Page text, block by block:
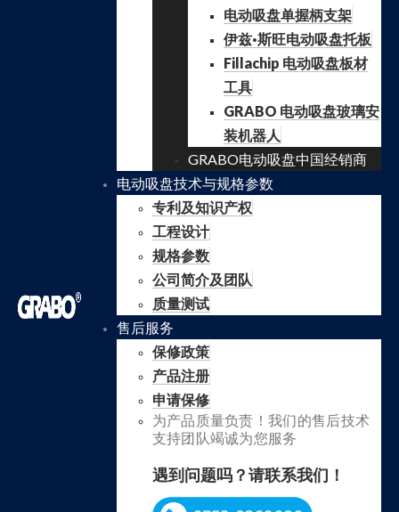
电动吸盘单握柄支架
伊兹·斯旺电动吸盘托板
Fillachip 电动吸盘板材
工具
GRABO 电动吸盘玻璃安
装机器人
GRABO电动吸盘中国经销商
电动吸盘技术与规格参数
专利及知识产权
工程设计
规格参数
公司简介及团队
质量测试
售后服务
保修政策
产品注册
申请保修
为产品质量负责！我们的售后技术
支持团队竭诚为您服务
遇到问题吗？请联系我们！